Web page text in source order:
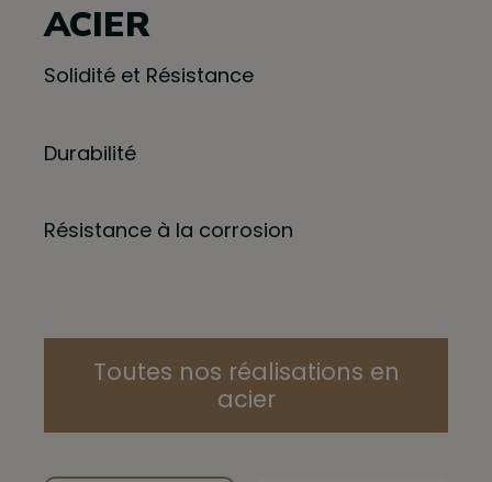
ACIER
Solidité et Résistance
Durabilité
Résistance à la corrosion
Toutes nos réalisations en
acier